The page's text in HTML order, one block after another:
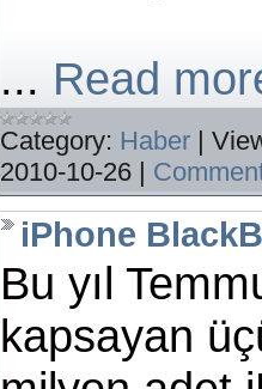
... Read
Category: Haber |
2010-10-26 |
iPhone
Bu yıl
kapsayan